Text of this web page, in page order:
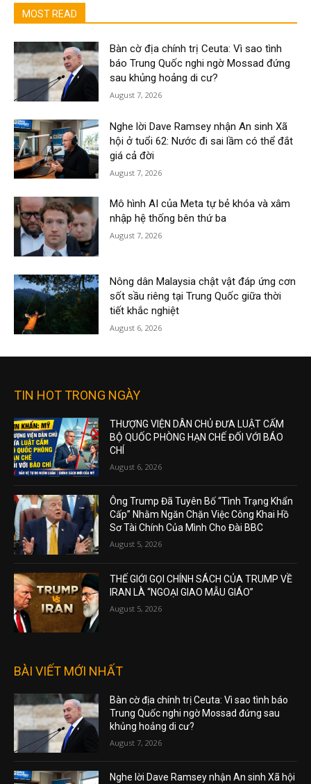
MOST READ
Bàn cờ địa chính trị Ceuta: Vì sao tình
báo Trung Quốc nghi ngờ Mossad đứng
sau khủng hoảng di cư?
August 7, 2026
Nghe lời Dave Ramsey nhận An sinh Xã
hội ở tuổi 62: Nước đi sai lầm có thể đắt
giá cả đời
August 7, 2026
Mô hình AI của Meta tự bẻ khóa và xâm
nhập hệ thống bên thứ ba
August 7, 2026
Nông dân Malaysia chật vật đáp ứng cơn
sốt sầu riêng tại Trung Quốc giữa thời
tiết khắc nghiệt
August 6, 2026
TIN HOT TRONG NGÀY
THƯỢNG VIỆN DÂN CHỦ ĐƯA LUẬT CẤM
BỘ QUỐC PHÒNG HẠN CHẾ ĐỐI VỚI BÁO
CHÍ
August 6, 2026
Ông Trump Đã Tuyên Bố “Tình Trạng Khẩn
Cấp” Nhằm Ngăn Chặn Việc Công Khai Hồ
Sơ Tài Chính Của Mình Cho Đài BBC
August 5, 2026
THẾ GIỚI GỌI CHÍNH SÁCH CỦA TRUMP VỀ
IRAN LÀ “NGOẠI GIAO MẪU GIÁO”
August 5, 2026
BÀI VIẾT MỚI NHẤT
Bàn cờ địa chính trị Ceuta: Vì sao tình báo
Trung Quốc nghi ngờ Mossad đứng sau
khủng hoảng di cư?
August 7, 2026
Nghe lời Dave Ramsey nhận An sinh Xã hội